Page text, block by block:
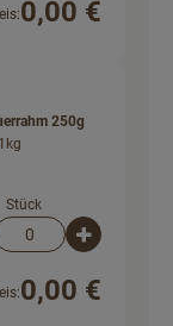
0,00 €
250g
1kg
Stück
0,00 €